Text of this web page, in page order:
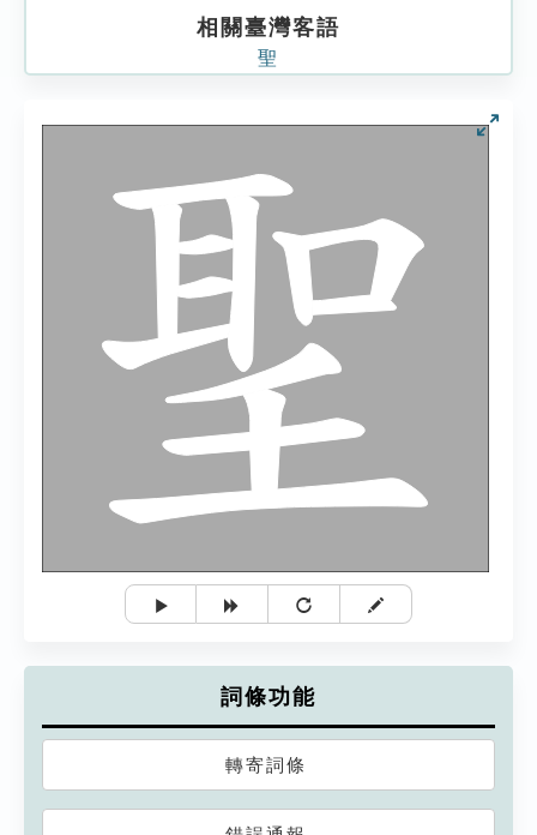
相關臺灣客語
聖
詞條功能
轉寄詞條